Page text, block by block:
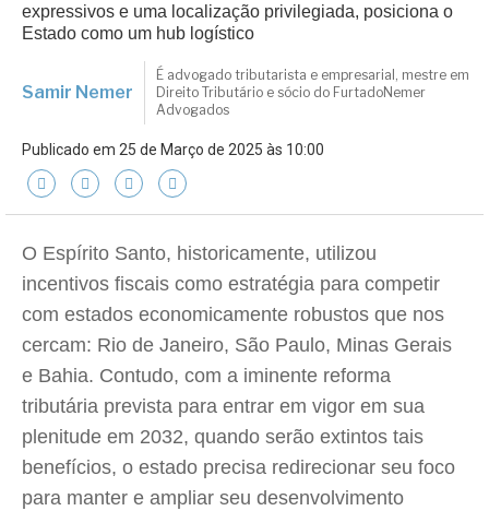
expressivos e uma localização privilegiada, posiciona o
Estado como um hub logístico
Samir Nemer
É advogado tributarista e empresarial, mestre em
Direito Tributário e sócio do FurtadoNemer
Advogados
Publicado em 25 de Março de 2025 às 10:00
O Espírito Santo, historicamente, utilizou
incentivos fiscais como estratégia para competir
com estados economicamente robustos que nos
cercam: Rio de Janeiro, São Paulo, Minas Gerais
e Bahia. Contudo, com a iminente reforma
tributária prevista para entrar em vigor em sua
plenitude em 2032, quando serão extintos tais
benefícios, o estado precisa redirecionar seu foco
para manter e ampliar seu desenvolvimento